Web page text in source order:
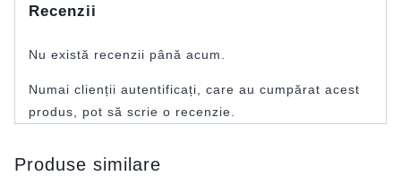
Recenzii
Nu există recenzii până acum.
Numai clienții autentificați, care au cumpărat acest
produs, pot să scrie o recenzie.
Produse similare